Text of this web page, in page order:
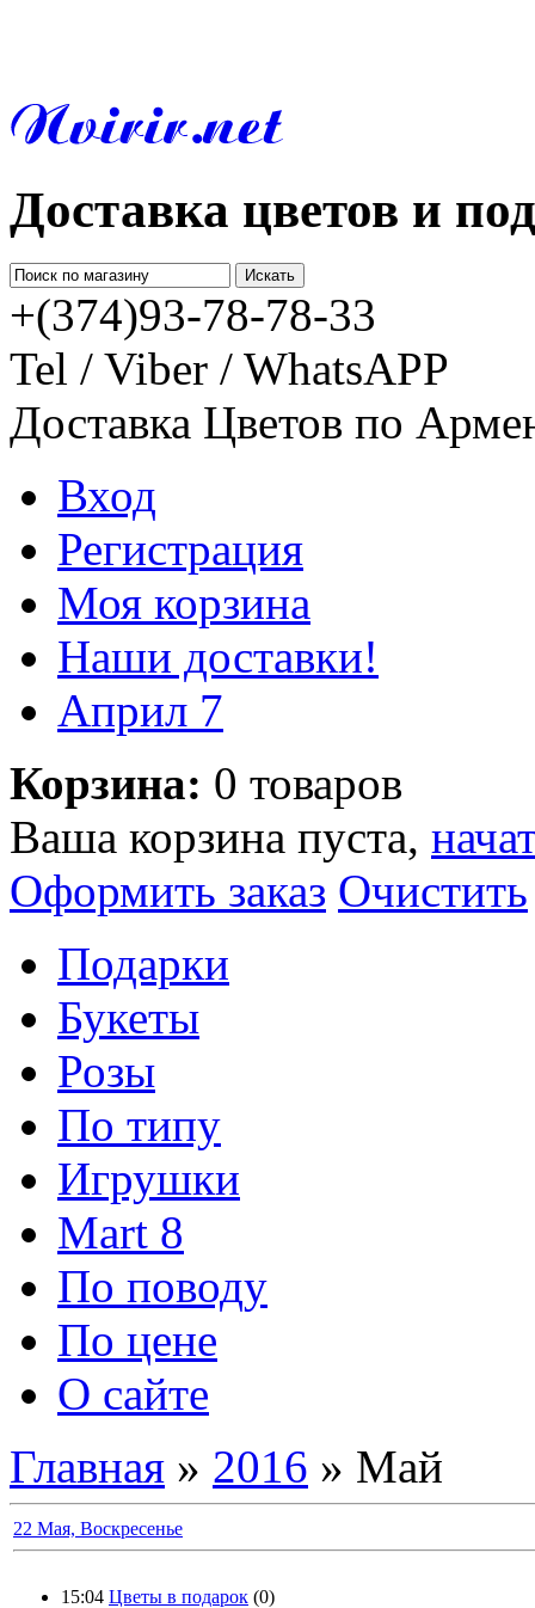
Доставка цветов и
+(374)93-78-78-33
Tel / Viber / WhatsAPP
Доставка Цветов по
Вход
Регистрация
Моя корзина
Наши доставки!
Aприл 7
Корзина: 0 товаров
Ваша корзина пуста,
Оформить заказ Очистить
Подарки
Букеты
Розы
По типу
Игрушки
Mart 8
По поводу
По цене
О сайте
Главная » 2016 » Май
22 Мая, Воскресенье
15:04 Цветы в подарок (0)